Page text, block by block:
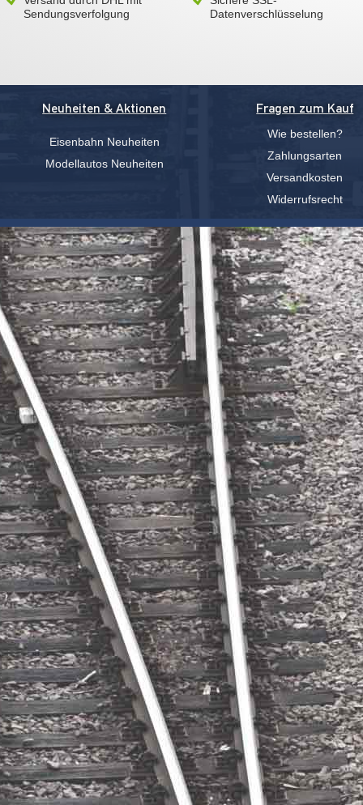
Sendungsverfolgung
Datenverschlüsselung
Neuheiten & Aktionen
Eisenbahn Neuheiten
Modellautos Neuheiten
Fragen zum Kauf
Wie bestellen?
Zahlungsarten
Versandkosten
Widerrufsrecht